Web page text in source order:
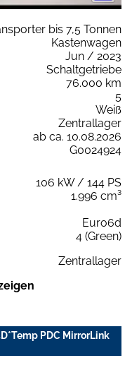
bis 7,5 Tonnen
Kastenwagen
Jun / 2023
Schaltgetriebe
76.000 km
5
Weiß
Zentrallager
ab ca. 10.08.2026
G0024924
106 kW / 144 PS
1.996 cm³
Euro6d
4 (Green)
Zentrallager
PDC MirrorLink